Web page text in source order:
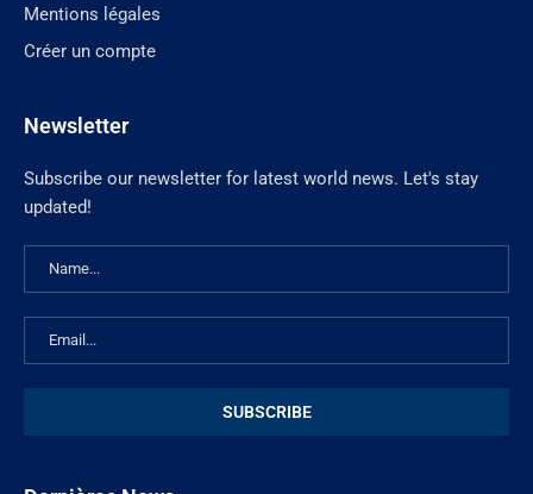
Mentions légales
Créer un compte
Newsletter
Subscribe our newsletter for latest world news. Let's stay
updated!